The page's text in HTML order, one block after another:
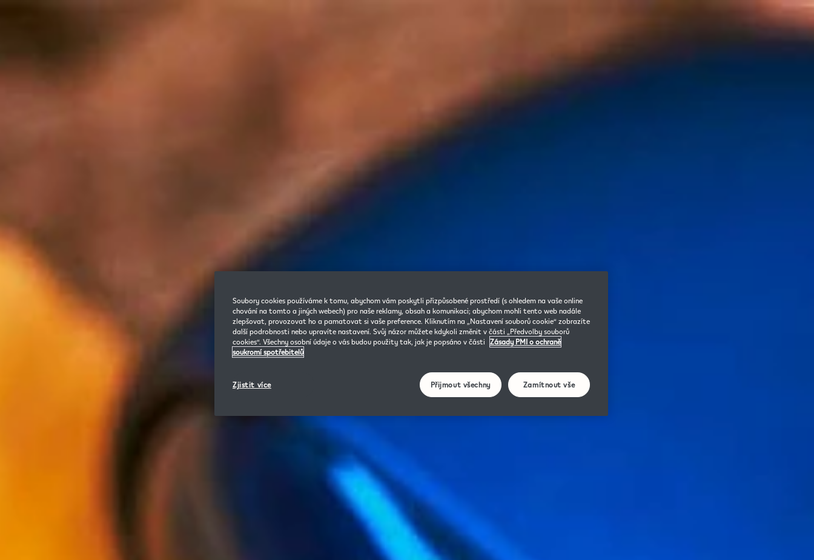
Soubory cookies používáme k tomu, abychom vám poskytli přizpůsobené prostředí (s ohledem na vaše online
chování na tomto a jiných webech) pro naše reklamy, obsah a komunikaci; abychom mohli tento web nadále
zlepšovat, provozovat ho a pamatovat si vaše preference. Kliknutím na „Nastavení souborů cookie“ zobrazíte
další podrobnosti nebo upravíte nastavení. Svůj názor můžete kdykoli změnit v části „Předvolby souborů
cookies“. Všechny osobní údaje o vás budou použity tak, jak je popsáno v části Zásady PMI o ochraně
soukromí spotřebitelů
Zjistit více Přijmout všechny Zamítnout vše